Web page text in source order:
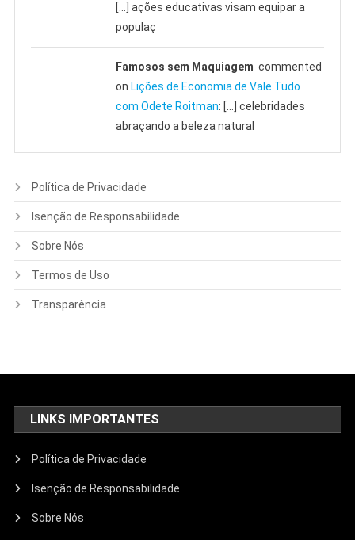
[…] ações educativas visam equipar a
populaç
Famosos sem Maquiagem commented
on Lições de Economia de Vale Tudo
com Odete Roitman: […] celebridades
abraçando a beleza natural
Política de Privacidade
Isenção de Responsabilidade
Sobre Nós
Termos de Uso
Transparência
LINKS IMPORTANTES
Política de Privacidade
Isenção de Responsabilidade
Sobre Nós